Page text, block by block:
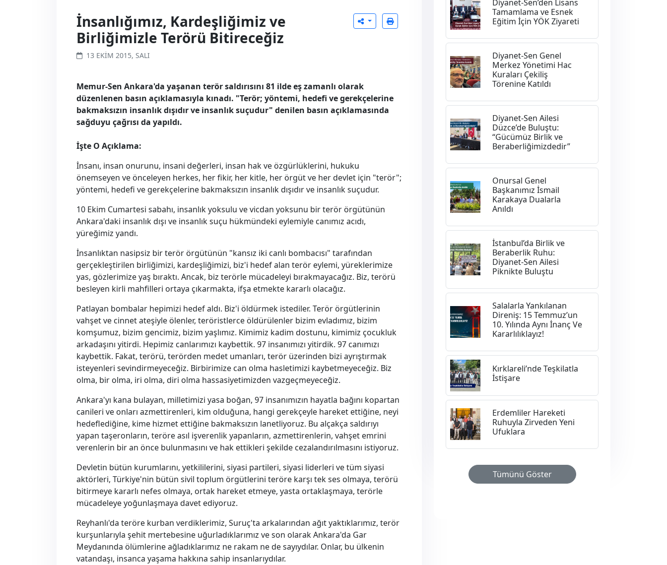
İnsanlığımız, Kardeşliğimiz ve
Birliğimizle Terörü Bitireceğiz
13 EKIM 2015, SALI
​Memur-Sen Ankara'da yaşanan terör saldırısını 81 ilde eş zamanlı olarak
düzenlenen basın açıklamasıyla kınadı. "Terör; yöntemi, hedefi ve gerekçelerine
bakmaksızın insanlık dışıdır ve insanlık suçudur" denilen basın açıklamasında
sağduyu çağrısı da yapıldı.
İşte O Açıklama:
İnsanı, insan onurunu, insani değerleri, insan hak ve özgürlüklerini, hukuku
önemseyen ve önceleyen herkes, her fikir, her kitle, her örgüt ve her devlet için "terör";
yöntemi, hedefi ve gerekçelerine bakmaksızın insanlık dışıdır ve insanlık suçudur.
10 Ekim Cumartesi sabahı, insanlık yoksulu ve vicdan yoksunu bir terör örgütünün
Ankara'daki insanlık dışı ve insanlık suçu hükmündeki eylemiyle canımız acıdı,
yüreğimiz yandı.
İnsanlıktan nasipsiz bir terör örgütünün "kansız iki canlı bombacısı" tarafından
gerçekleştirilen birliğimizi, kardeşliğimizi, biz'i hedef alan terör eylemi, yüreklerimize
yas, gözlerimize yaş bıraktı. Ancak, biz terörle mücadeleyi bırakmayacağız. Biz, terörü
besleyen kirli mahfilleri ortaya çıkarmakta, ifşa etmekte kararlı olacağız.
Patlayan bombalar hepimizi hedef aldı. Biz'i öldürmek istediler. Terör örgütlerinin
vahşet ve cinnet ateşiyle ölenler, teröristlerce öldürülenler bizim evladımız, bizim
komşumuz, bizim gencimiz, bizim yaşlımız. Kimimiz kadim dostunu, kimimiz çocukluk
arkadaşını yitirdi. Hepimiz canlarımızı kaybettik. 97 insanımızı yitirdik. 97 canımızı
kaybettik. Fakat, terörü, terörden medet umanları, terör üzerinden bizi ayrıştırmak
isteyenleri sevindirmeyeceğiz. Birbirimize can olma hasletimizi kaybetmeyeceğiz. Biz
olma, bir olma, iri olma, diri olma hassasiyetimizden vazgeçmeyeceğiz.
Ankara'yı kana bulayan, milletimizi yasa boğan, 97 insanımızın hayatla bağını kopartan
canileri ve onları azmettirenleri, kim olduğuna, hangi gerekçeyle hareket ettiğine, neyi
hedeflediğine, kime hizmet ettiğine bakmaksızın lanetliyoruz. Bu alçakça saldırıyı
yapan taşeronların, teröre asıl işverenlik yapanların, azmettirenlerin, vahşet emrini
verenlerin bir an önce bulunmasını ve hak ettikleri şekilde cezalandırılmasını istiyoruz.
Devletin bütün kurumlarını, yetkililerini, siyasi partileri, siyasi liderleri ve tüm siyasi
aktörleri, Türkiye'nin bütün sivil toplum örgütlerini teröre karşı tek ses olmaya, terörü
bitirmeye kararlı nefes olmaya, ortak hareket etmeye, yasta ortaklaşmaya, terörle
mücadeleye yoğunlaşmaya davet ediyoruz.
Reyhanlı'da teröre kurban verdiklerimiz, Suruç'ta arkalarından ağıt yaktıklarımız, terör
kurşunlarıyla şehit mertebesine uğurladıklarımız ve son olarak Ankara'da Gar
Meydanında ölümlerine ağladıklarımız ne rakam ne de sayıydılar. Onlar, bu ülkenin
vatandaşı, insanca yaşama hakkına sahip insanlarıydılar.
Diyanet-Sen’den Lisans
Tamamlama ve Esnek
Eğitim İçin YÖK Ziyareti
Diyanet-Sen Genel
Merkez Yönetimi Hac
Kuraları Çekiliş
Törenine Katıldı
Diyanet-Sen Ailesi
Düzce’de Buluştu:
“Gücümüz Birlik ve
Beraberliğimizdedir”
Onursal Genel
Başkanımız İsmail
Karakaya Dualarla
Anıldı
İstanbul’da Birlik ve
Beraberlik Ruhu:
Diyanet-Sen Ailesi
Piknikte Buluştu
Salalarla Yankılanan
Direniş: 15 Temmuz’un
10. Yılında Aynı İnanç Ve
Kararlılıklayız!
Kırklareli’nde Teşkilatla
İstişare
Erdemliler Hareketi
Ruhuyla Zirveden Yeni
Ufuklara
Tümünü Göster